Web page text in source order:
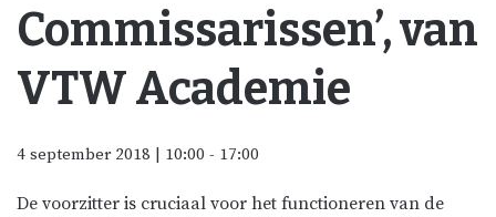
Commissarissen’, van
VTW Academie
4 september 2018 | 10:00 - 17:00
De voorzitter is cruciaal voor het functioneren van de